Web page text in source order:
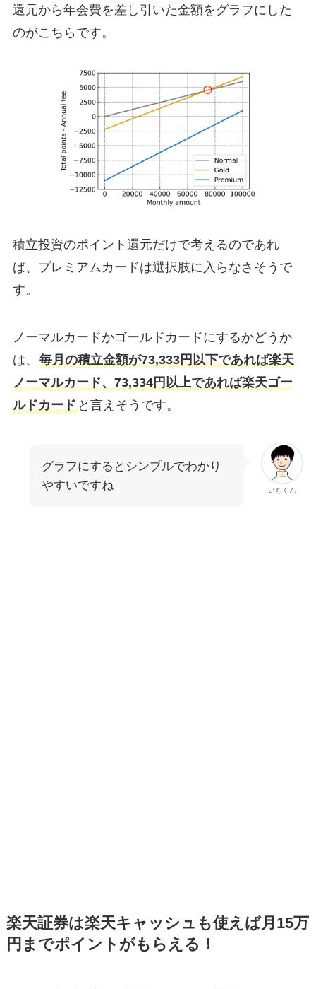
還元から年会費を差し引いた金額をグラフにした
のがこちらです。
積立投資のポイント還元だけで考えるのであれ
ば、プレミアムカードは選択肢に入らなさそうで
す。
ノーマルカードかゴールドカードにするかどうか
は、
毎月の積立金額が73,333円以下であれば楽天
ノーマルカード、73,334円以上であれば楽天ゴー
ルドカード と言えそうです。
いちくん
グラフにするとシンプルでわかり
やすいですね
楽天証券は楽天キャッシュも使えば月15万
円までポイントがもらえる！